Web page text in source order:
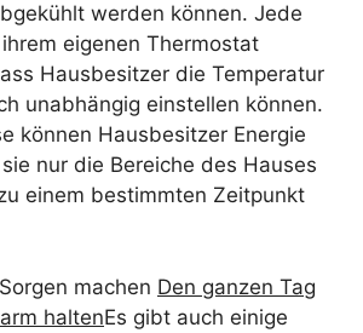
werden können. Jede
eigenen Thermostat
Hausbesitzer die Temperatur
unabhängig einstellen können.
können Hausbesitzer Energie
nur die Bereiche des Hauses
einem bestimmten Zeitpunkt
machen Den ganzen Tag
haltenEs gibt auch einige